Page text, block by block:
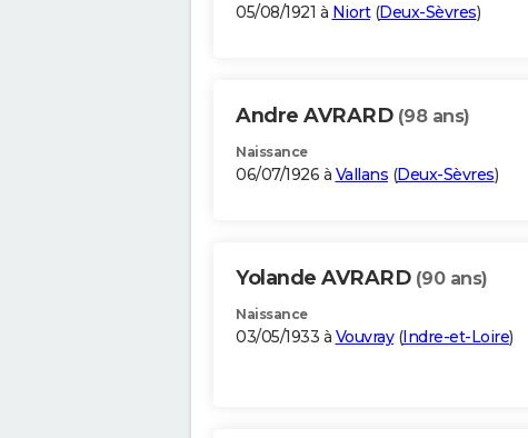
05/08/1921 à Niort(Deux-Sèvres)
Andre AVRARD (98 ans)
Naissance
06/07/1926 à Vallans (Deux-Sèvres)
Yolande AVRARD (90 ans)
Naissance
03/05/1933 à Vouvray(Indre-et-Loire)